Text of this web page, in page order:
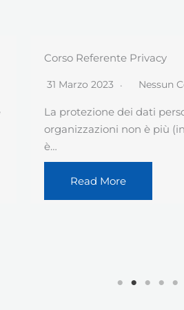
Controlli Green Pass nelle
5 Ottobre 2021 Nessun
Il prossimo 15 ottobre
per i dipendenti ed i ruoli
possedere il…
Read More